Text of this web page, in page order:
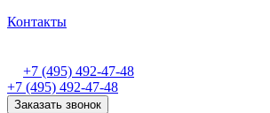
Контакты
+7 (495) 492-47-48
+7 (495) 492-47-48
Заказать звонок